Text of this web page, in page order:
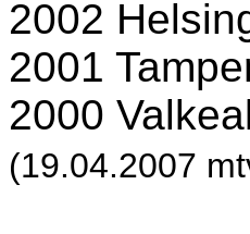
2002
2001
2000
(19.04.2007